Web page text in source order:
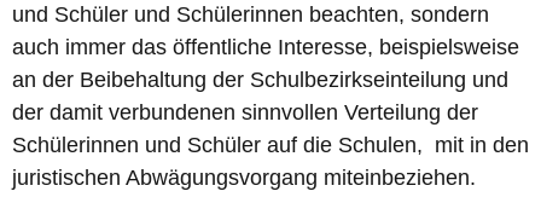
und Schüler und Schülerinnen beachten, sondern
auch immer das öffentliche Interesse, beispielsweise
an der Beibehaltung der Schulbezirkseinteilung und
der damit verbundenen sinnvollen Verteilung der
Schülerinnen und Schüler auf die Schulen, mit in den
juristischen Abwägungsvorgang miteinbeziehen.